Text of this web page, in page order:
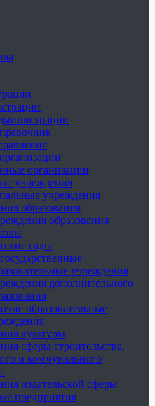
организации
учреждения
учреждения
образования
образования
сады
учреждения
дополнительного
образовательные
культуры
сферы строительства,
и коммунального
издательской сферы
предприятия